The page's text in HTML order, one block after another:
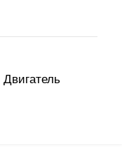
Двигатель